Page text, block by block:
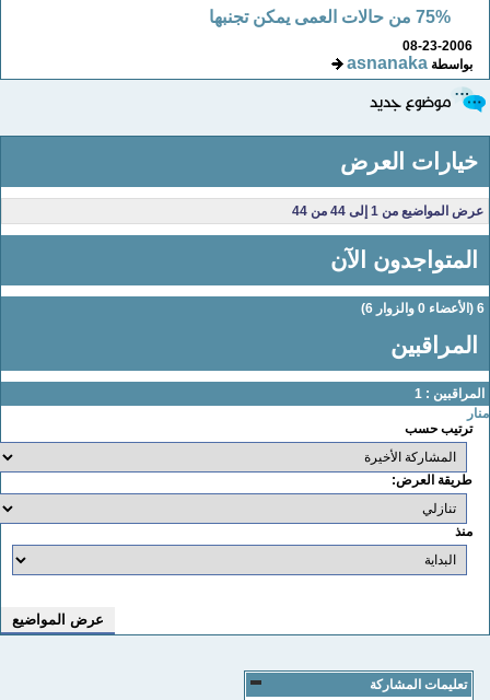
75% من حالات العمى يمكن تجنبها
08-23-2006
بواسطةasnanaka
خيارات العرض
عرض المواضيع من 1 إلى 44 من 44
المتواجدون الآن
6 (الأعضاء 0 والزوار 6)
المراقبين
المراقبين : 1
ترتيب حسب
طريقة العرض:
منذ
تعليمات المشاركة